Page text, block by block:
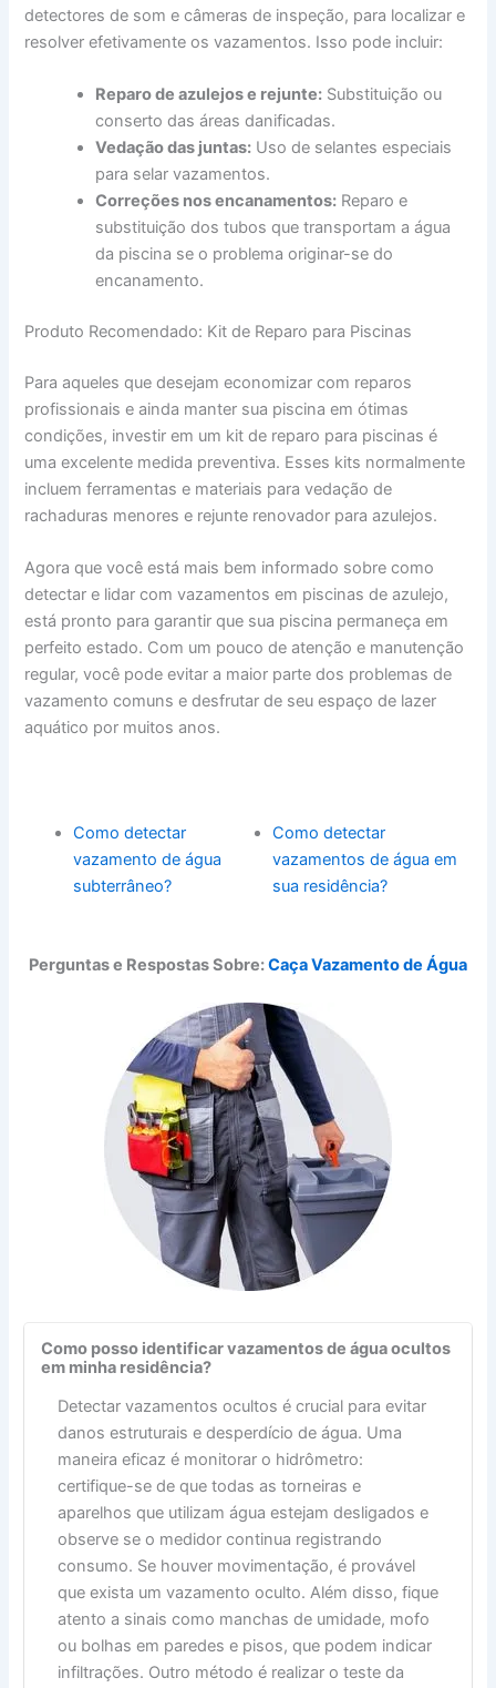
detectores de som e câmeras de inspeção, para localizar e
resolver efetivamente os vazamentos. Isso pode incluir:
Reparo de azulejos e rejunte: Substituição ou
conserto das áreas danificadas.
Vedação das juntas: Uso de selantes especiais
para selar vazamentos.
Correções nos encanamentos: Reparo e
substituição dos tubos que transportam a água
da piscina se o problema originar-se do
encanamento.
Produto Recomendado: Kit de Reparo para Piscinas
Para aqueles que desejam economizar com reparos
profissionais e ainda manter sua piscina em ótimas
condições, investir em um kit de reparo para piscinas é
uma excelente medida preventiva. Esses kits normalmente
incluem ferramentas e materiais para vedação de
rachaduras menores e rejunte renovador para azulejos.
Agora que você está mais bem informado sobre como
detectar e lidar com vazamentos em piscinas de azulejo,
está pronto para garantir que sua piscina permaneça em
perfeito estado. Com um pouco de atenção e manutenção
regular, você pode evitar a maior parte dos problemas de
vazamento comuns e desfrutar de seu espaço de lazer
aquático por muitos anos.
Como detectar
vazamento de água
subterrâneo?
Como detectar
vazamentos de água em
sua residência?
Perguntas e Respostas Sobre:Caça Vazamento de Água
Como posso identificar vazamentos de água ocultos
em minha residência?
Detectar vazamentos ocultos é crucial para evitar
danos estruturais e desperdício de água. Uma
maneira eficaz é monitorar o hidrômetro:
certifique-se de que todas as torneiras e
aparelhos que utilizam água estejam desligados e
observe se o medidor continua registrando
consumo. Se houver movimentação, é provável
que exista um vazamento oculto. Além disso, fique
atento a sinais como manchas de umidade, mofo
ou bolhas em paredes e pisos, que podem indicar
infiltrações. Outro método é realizar o teste da